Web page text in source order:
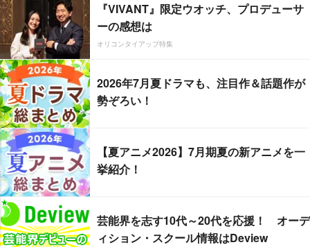
『VIVANT』限定ウオッチ、プロデューサ
ーの感想は
オリコンタイアップ特集
2026年7月夏ドラマも、注目作＆話題作が
勢ぞろい！
【夏アニメ2026】7月期夏の新アニメを一
挙紹介！
芸能界を志す10代～20代を応援！ オーデ
ィション・スクール情報はDeview